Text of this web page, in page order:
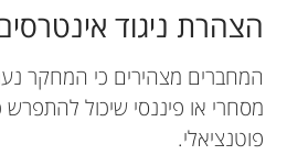
הצהרת ניגוד
המחברים מצהירים כי המחקר
מסחרי או פיננסי שיכול להתפרש
פוטנציאלי.